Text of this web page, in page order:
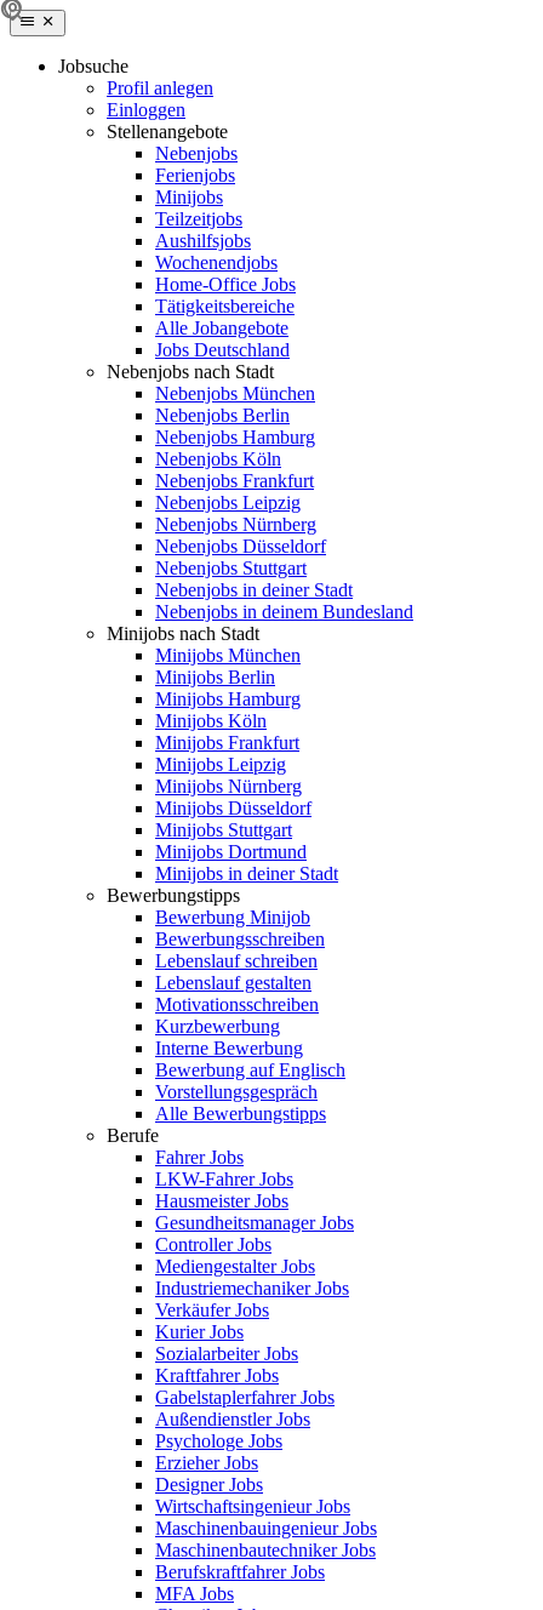
Jobsuche
Profil anlegen
Einloggen
Stellenangebote
Nebenjobs
Ferienjobs
Minijobs
Teilzeitjobs
Aushilfsjobs
Wochenendjobs
Home-Office Jobs
Tätigkeitsbereiche
Alle Jobangebote
Jobs Deutschland
Nebenjobs nach Stadt
Nebenjobs München
Nebenjobs Berlin
Nebenjobs Hamburg
Nebenjobs Köln
Nebenjobs Frankfurt
Nebenjobs Leipzig
Nebenjobs Nürnberg
Nebenjobs Düsseldorf
Nebenjobs Stuttgart
Nebenjobs in deiner Stadt
Nebenjobs in deinem Bundesland
Minijobs nach Stadt
Minijobs München
Minijobs Berlin
Minijobs Hamburg
Minijobs Köln
Minijobs Frankfurt
Minijobs Leipzig
Minijobs Nürnberg
Minijobs Düsseldorf
Minijobs Stuttgart
Minijobs Dortmund
Minijobs in deiner Stadt
Bewerbungstipps
Bewerbung Minijob
Bewerbungsschreiben
Lebenslauf schreiben
Lebenslauf gestalten
Motivationsschreiben
Kurzbewerbung
Interne Bewerbung
Bewerbung auf Englisch
Vorstellungsgespräch
Alle Bewerbungstipps
Berufe
Fahrer Jobs
LKW-Fahrer Jobs
Hausmeister Jobs
Gesundheitsmanager Jobs
Controller Jobs
Mediengestalter Jobs
Industriemechaniker Jobs
Verkäufer Jobs
Kurier Jobs
Sozialarbeiter Jobs
Kraftfahrer Jobs
Gabelstaplerfahrer Jobs
Außendienstler Jobs
Psychologe Jobs
Erzieher Jobs
Designer Jobs
Wirtschaftsingenieur Jobs
Maschinenbauingenieur Jobs
Maschinenbautechniker Jobs
Berufskraftfahrer Jobs
MFA Jobs